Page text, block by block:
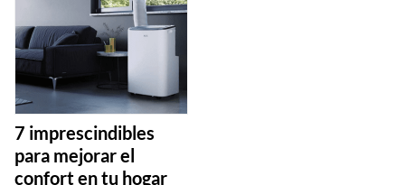
7 imprescindibles
para mejorar el
confort en tu hogar